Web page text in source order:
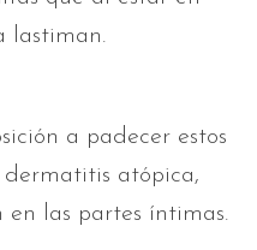
lastiman.
a padecer estos
dermatitis atópica,
en las partes íntimas.